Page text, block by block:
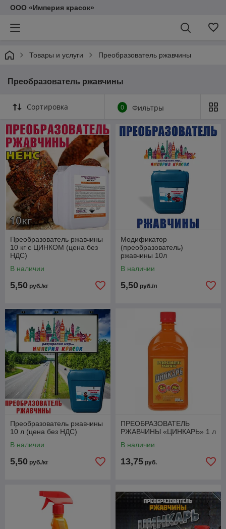
ООО «Империя красок»
Товары и услуги Преобразователь ржавчины
Преобразователь ржавчины
Сортировка 0 Фильтры
Преобразователь ржавчины
10 кг с ЦИНКОМ (цена без
НДС)
В наличии
5,50 руб./кг
Модификатор
(преобразователь)
ржавчины 10л
В наличии
5,50 руб./л
Преобразователь ржавчины
10 л (цена без НДС)
В наличии
5,50 руб./кг
ПРЕОБРАЗОВАТЕЛЬ
РЖАВЧИНЫ «ЦИНКАРЬ» 1 л
В наличии
13,75 руб.